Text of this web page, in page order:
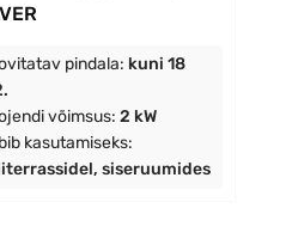
pindala: kuni 18
võimsus: 2 kW
kasutamiseks:
siseruumides